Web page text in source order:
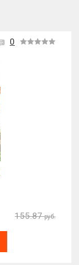
0
155.87 руб.